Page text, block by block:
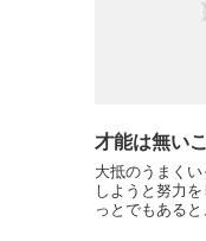
才能は無い
大抵のうまく
しようと努力
っとでもある